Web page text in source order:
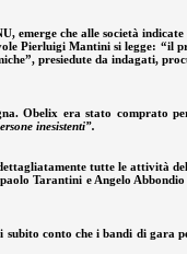
che alle società
Pierluigi Mantini si legge: “il
presiedute da indagati,
Obelix era stato comprato
inesistenti”.
tutte le attività
Tarantini e Angelo
conto che i bandi di gara